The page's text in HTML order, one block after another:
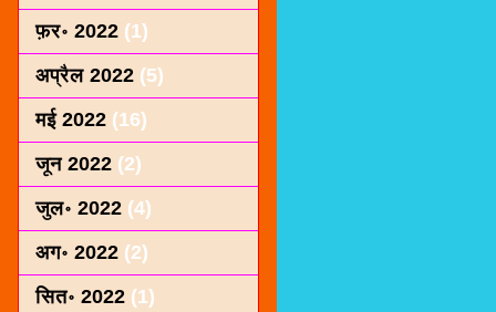
फ़र॰ 2022 (1)
अप्रैल 2022 (5)
मई 2022 (16)
जून 2022 (2)
जुल॰ 2022 (4)
अग॰ 2022 (2)
सित॰ 2022 (1)